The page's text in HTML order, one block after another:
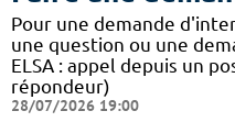
Pour une demande
une question ou une
ELSA : appel depuis un
répondeur)
28/07/2026 19:00